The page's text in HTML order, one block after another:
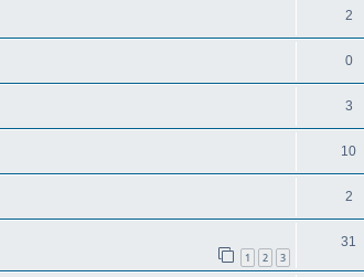
2
0
3
10
2
1 2 3
31